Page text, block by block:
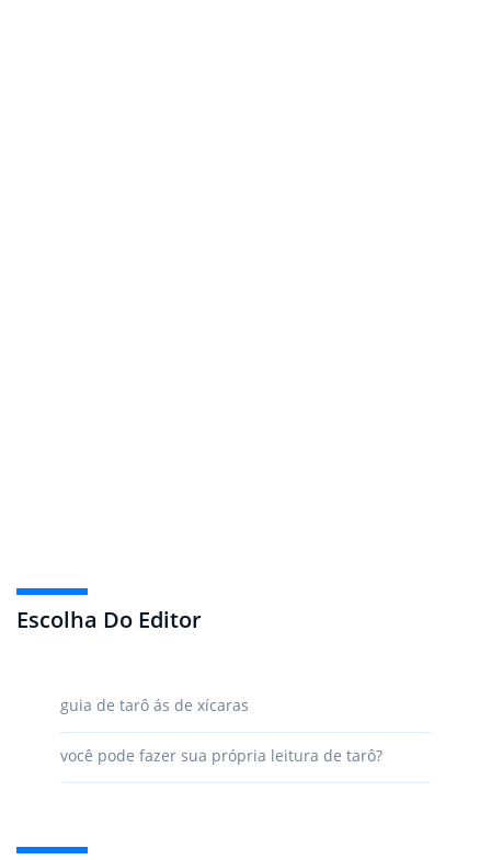
Escolha Do Editor
guia de tarô ás de xícaras
você pode fazer sua própria leitura de tarô?